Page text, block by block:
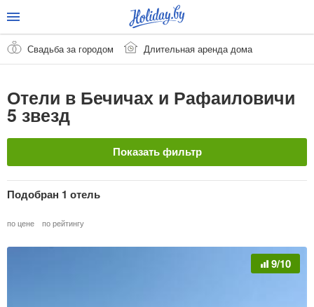
Свадьба за городом Длительная аренда дома
Отели в Бечичах и Рафаиловичи
5 звезд
Показать фильтр
Подобран 1 отель
по цене по рейтингу
9/10